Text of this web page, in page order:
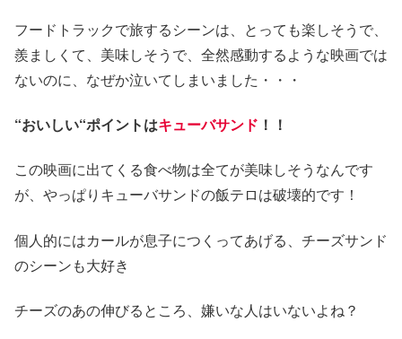
フードトラックで旅するシーンは、とっても楽しそうで、
羨ましくて、美味しそうで、全然感動するような映画では
ないのに、なぜか泣いてしまいました・・・
“おいしい“ポイントはキューバサンド ！！
この映画に出てくる食べ物は全てが美味しそうなんです
が、やっぱりキューバサンドの飯テロは破壊的です！
個人的にはカールが息子につくってあげる、チーズサンド
のシーンも大好き
チーズのあの伸びるところ、嫌いな人はいないよね？